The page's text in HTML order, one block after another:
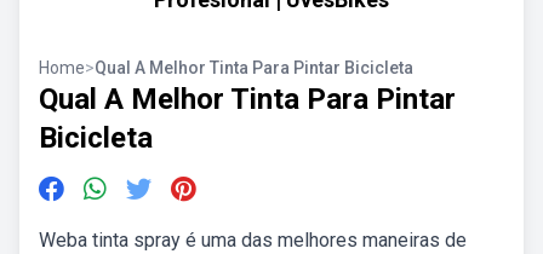
Home>Qual A Melhor Tinta Para Pintar Bicicleta
Qual A Melhor Tinta Para Pintar
Bicicleta
Weba tinta spray é uma das melhores maneiras de